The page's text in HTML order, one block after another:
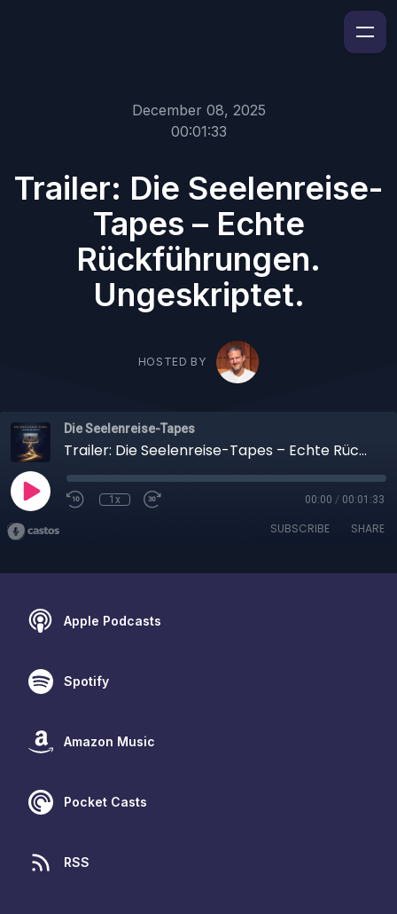
December 08, 2025
00:01:33
Trailer: Die Seelenreise-
Tapes – Echte
Rückführungen.
Ungeskriptet.
HOSTED BY
Die Seelenreise-Tapes
Trailer: Die Seelenreise-Tapes – Echte Rückführungen. Ungeskriptet.
1x 00:00 / 00:01:33
SUBSCRIBE SHARE
Apple Podcasts
Spotify
Amazon Music
Pocket Casts
RSS